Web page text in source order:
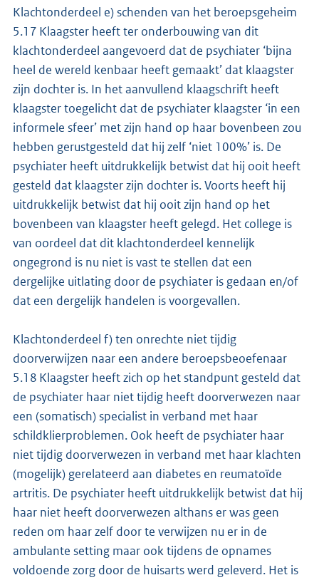
Klachtonderdeel e) schenden van het beroepsgeheim
5.17 Klaagster heeft ter onderbouwing van dit
klachtonderdeel aangevoerd dat de psychiater ‘bijna
heel de wereld kenbaar heeft gemaakt’ dat klaagster
zijn dochter is. In het aanvullend klaagschrift heeft
klaagster toegelicht dat de psychiater klaagster ‘in een
informele sfeer’ met zijn hand op haar bovenbeen zou
hebben gerustgesteld dat hij zelf ‘niet 100%’ is. De
psychiater heeft uitdrukkelijk betwist dat hij ooit heeft
gesteld dat klaagster zijn dochter is. Voorts heeft hij
uitdrukkelijk betwist dat hij ooit zijn hand op het
bovenbeen van klaagster heeft gelegd. Het college is
van oordeel dat dit klachtonderdeel kennelijk
ongegrond is nu niet is vast te stellen dat een
dergelijke uitlating door de psychiater is gedaan en/of
dat een dergelijk handelen is voorgevallen.
Klachtonderdeel f) ten onrechte niet tijdig
doorverwijzen naar een andere beroepsbeoefenaar
5.18 Klaagster heeft zich op het standpunt gesteld dat
de psychiater haar niet tijdig heeft doorverwezen naar
een (somatisch) specialist in verband met haar
schildklierproblemen. Ook heeft de psychiater haar
niet tijdig doorverwezen in verband met haar klachten
(mogelijk) gerelateerd aan diabetes en reumatoïde
artritis. De psychiater heeft uitdrukkelijk betwist dat hij
haar niet heeft doorverwezen althans er was geen
reden om haar zelf door te verwijzen nu er in de
ambulante setting maar ook tijdens de opnames
voldoende zorg door de huisarts werd geleverd. Het is